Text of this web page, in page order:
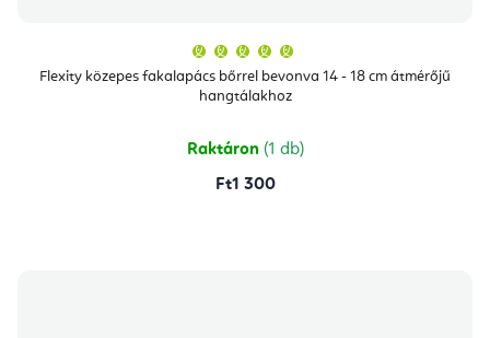
Flexity közepes fakalapács bőrrel bevonva 14 - 18 cm átmérőjű
hangtálakhoz
átlagos
értékelése
csillag.
Raktáron (1 db)
Ft1 300